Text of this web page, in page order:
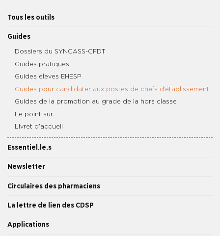
Tous les outils
Guides
Dossiers du SYNCASS-CFDT
Guides pratiques
Guides élèves EHESP
Guides pour candidater aux postes de chefs d’établissement
Guides de la promotion au grade de la hors classe
Le point sur…
Livret d’accueil
Essentiel.le.s
Newsletter
Circulaires des pharmaciens
La lettre de lien des CDSP
Applications